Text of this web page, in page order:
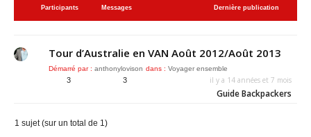
Participants Messages Dernière publication
Tour d’Australie en VAN Août 2012/Août 2013
Démarré par : anthonylovison dans : Voyager ensemble
3 3 il y a 14 années et 7 mois
Guide Backpackers
1 sujet (sur un total de 1)